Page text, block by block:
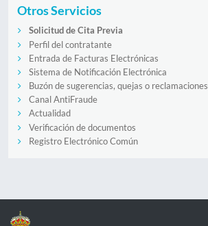
Otros Servicios
Solicitud de Cita Previa
Perfil del contratante
Entrada de Facturas Electrónicas
Sistema de Notificación Electrónica
Buzón de sugerencias, quejas o reclamaciones
Canal AntiFraude
Actualidad
Verificación de documentos
Registro Electrónico Común